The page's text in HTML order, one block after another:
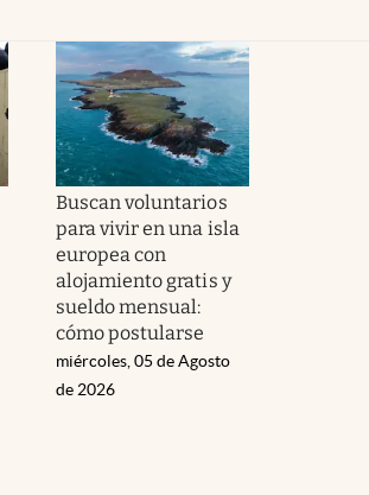
Buscan voluntarios
para vivir en una isla
europea con
alojamiento gratis y
sueldo mensual:
cómo postularse
miércoles, 05 de Agosto
de 2026